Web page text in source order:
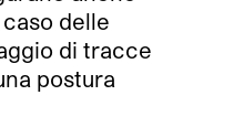
delle
di tracce
postura